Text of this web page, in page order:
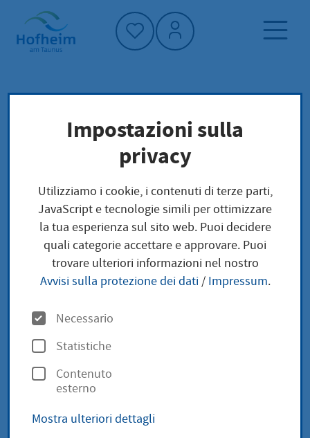
Home"
Pagina iniziale
Politica e amministrazione
amministrazione
Statuto della città di Hofheim
Kultur
Kultur
Stadtmuseum (PDF
KB))
Eintrittsgeldregelung
Stadtmuseum (PDF
Impostazioni sulla
privacy
Utilizziamo i cookie, i contenuti di terze parti,
JavaScript e tecnologie simili per ottimizzare
la tua esperienza sul sito web. Puoi decidere
quali categorie accettare e approvare. Puoi
trovare ulteriori informazioni nel nostro
Avvisi sulla protezione dei dati/ Impressum.
O
p
z
i
n
Necessario
Statistiche
Contenuto
esterno
Mostra ulteriori dettagli